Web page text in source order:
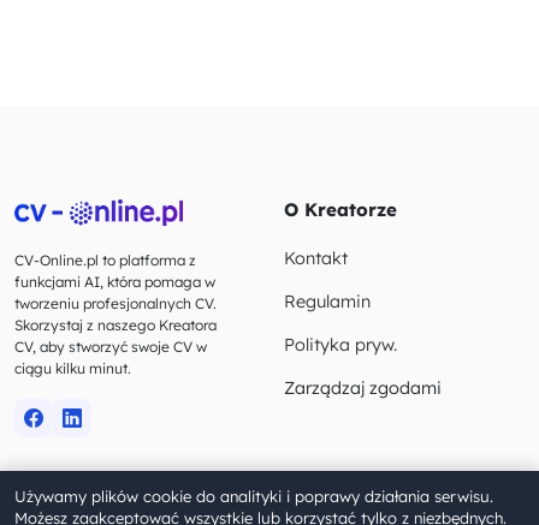
CV-Online.pl to platforma z
funkcjami AI, która pomaga w
tworzeniu profesjonalnych CV.
Skorzystaj z naszego Kreatora
CV, aby stworzyć swoje CV w
ciągu kilku minut.
O Kreatorze
Kontakt
Regulamin
Polityka pryw.
Zarządzaj zgodami
© 2023-2026 CV-Online.pl. Wszelkie prawa zastrzeżone.
Używamy plików cookie do analityki i poprawy działania serwisu.
Możesz zaakceptować wszystkie lub korzystać tylko z niezbędnych.